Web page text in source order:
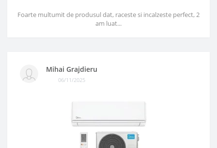
Foarte multumit de produsul dat, raceste si incalzeste perfect, 2
am luat...
Mihai Grajdieru
06/11/2025